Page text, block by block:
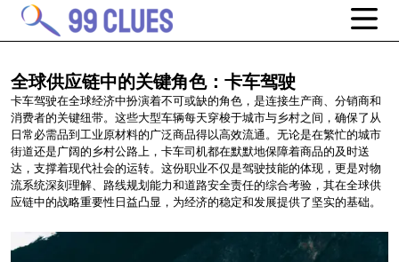
全球供应链中的关键角色：卡车驾驶
卡车驾驶在全球经济中扮演着不可或缺的角色，是连接生产商、分销商和
消费者的关键纽带。这些大型车辆每天穿梭于城市与乡村之间，确保了从
日常必需品到工业原材料的广泛商品得以高效流通。无论是在繁忙的城市
街道还是广阔的乡村公路上，卡车司机都在默默地保障着商品的及时送
达，支撑着现代社会的运转。这份职业不仅是驾驶技能的体现，更是对物
流系统深刻理解、路线规划能力和道路安全责任的综合考验，其在全球供
应链中的战略重要性日益凸显，为经济的稳定和发展提供了坚实的基础。